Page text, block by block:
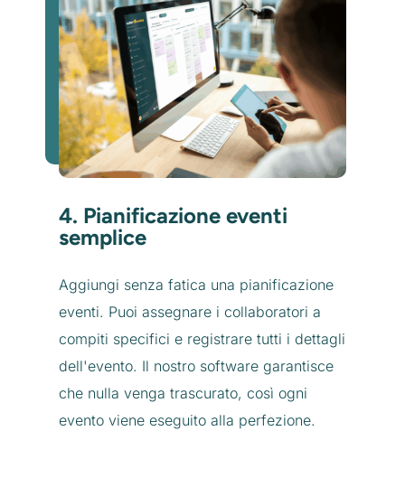
4. Pianificazione eventi
semplice
Aggiungi senza fatica una pianificazione
eventi. Puoi assegnare i collaboratori a
compiti specifici e registrare tutti i dettagli
dell'evento. Il nostro software garantisce
che nulla venga trascurato, così ogni
evento viene eseguito alla perfezione.